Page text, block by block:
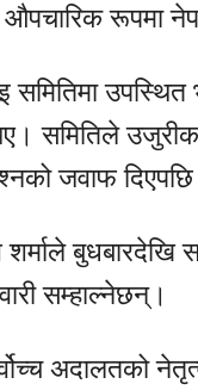
रूपमा
समितिमा
समितिले
जवाफ
शर्माले
सम्हाल्नेछन्।
अदालतको